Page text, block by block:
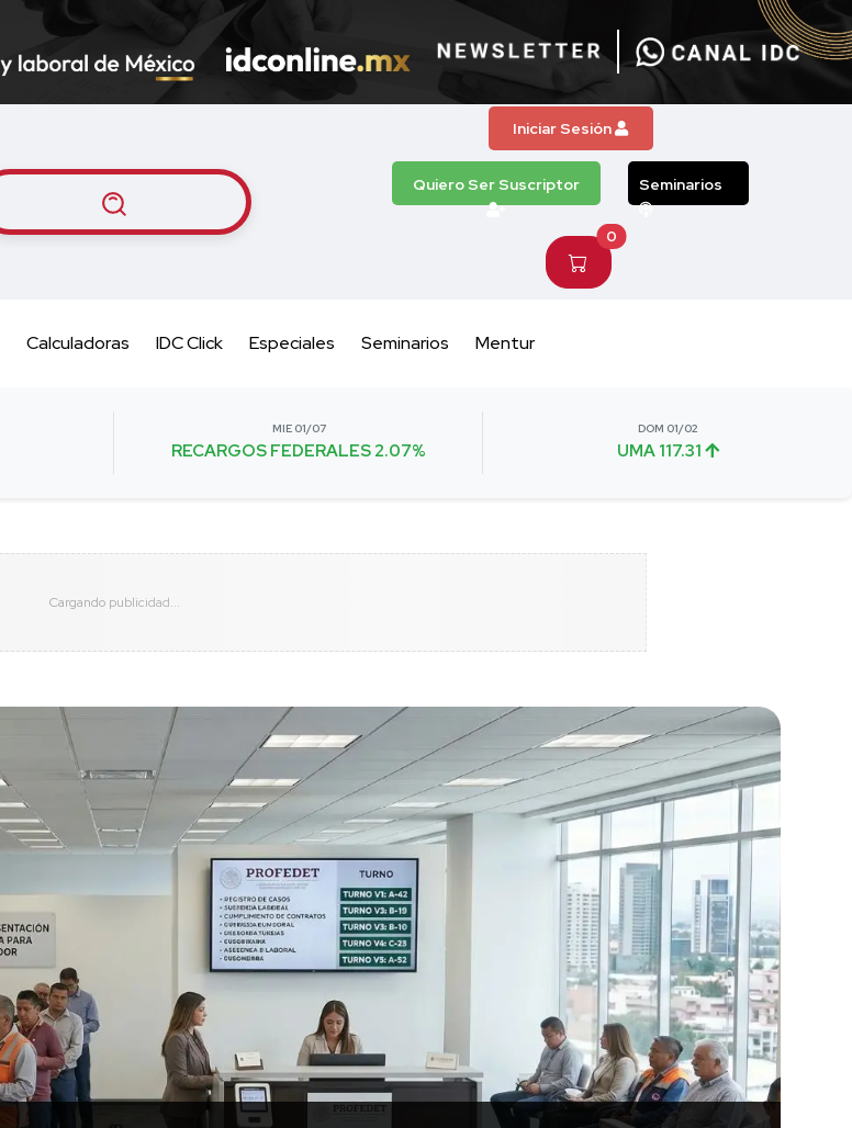
Iniciar Sesión
Quiero Ser Suscriptor Seminarios
0
Calculadoras IDC Click Especiales Seminarios Mentur
MIE 01/07
RECARGOS FEDERALES 2.07%
DOM 01/02
UMA 117.31